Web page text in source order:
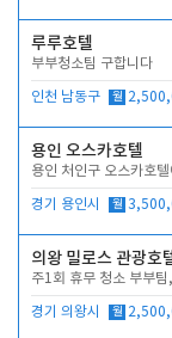
루루호텔
부부청소팀 구합니다
인천 남동구 월
용인 오스카호텔
용인 처인구 오스카호
경기 용인시 월
의왕 밀로스 관광호
주1회 휴무 청소 부부
경기 의왕시 월